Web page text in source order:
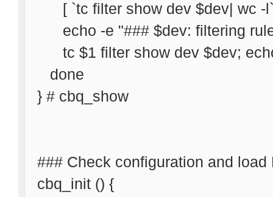
[ `tc filter show dev $dev| wc -
echo -e "### $dev: filtering
tc $1 filter show dev $dev;
done
} # cbq_show
### Check configuration and
cbq_init () {